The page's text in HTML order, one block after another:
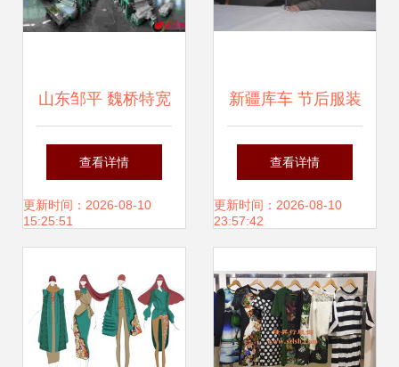
山东邹平 魏桥特宽
幅印染公司以“智能
+制造”引领绿色纺
装辅料产业升级
查看详情
更新时间：2026-08-10
15:25:51
新疆库车 节后服装
企业开足马力赶订
单，辅料制造产业
查看详情
更新时间：2026-08-10
23:57:42